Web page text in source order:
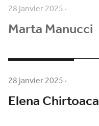
28 janvier 2025·
Marta Manucci
28 janvier 2025·
Elena Chirtoaca